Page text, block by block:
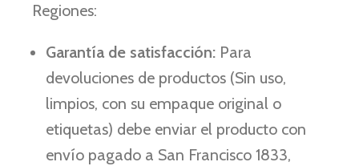
Regiones:
Garantía de satisfacción: Para
devoluciones de productos (Sin uso,
limpios, con su empaque original o
etiquetas) debe enviar el producto con
envío pagado a San Francisco 1833,